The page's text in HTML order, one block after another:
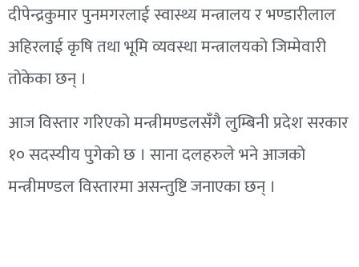
दीपेन्द्रकुमार पुनमगरलाई स्वास्थ्य मन्त्रालय र भण्डारीलाल
अहिरलाई कृषि तथा भूमि व्यवस्था मन्त्रालयको जिम्मेवारी
तोकेका छन् ।
आज विस्तार गरिएको मन्त्रीमण्डलसँगै लुम्बिनी प्रदेश सरकार
१० सदस्यीय पुगेको छ । साना दलहरुले भने आजको
मन्त्रीमण्डल विस्तारमा असन्तुष्टि जनाएका छन् ।